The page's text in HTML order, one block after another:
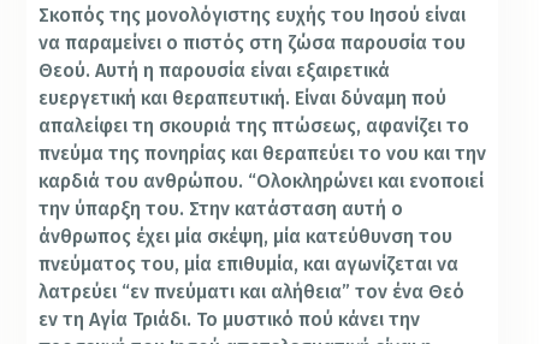
Σκοπός της μονολόγιστης ευχής του Ιησού είναι
να παραμείνει ο πιστός στη ζώσα παρουσία του
Θεού. Αυτή η παρουσία είναι εξαιρετικά
ευεργετική και θεραπευτική. Είναι δύναμη πού
απαλείφει τη σκουριά της πτώσεως, αφανίζει το
πνεύμα της πονηρίας και θεραπεύει το νου και την
καρδιά του ανθρώπου. “Ολοκληρώνει και ενοποιεί
την ύπαρξη του. Στην κατάσταση αυτή ο
άνθρωπος έχει μία σκέψη, μία κατεύθυνση του
πνεύματος του, μία επιθυμία, και αγωνίζεται να
λατρεύει “εν πνεύματι και αλήθεια” τον ένα Θεό
εν τη Αγία Τριάδι. Το μυστικό πού κάνει την